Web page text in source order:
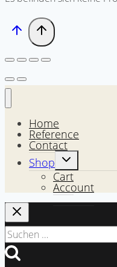
Home
Reference
Contact
Shop
Untermenü
Cart
Account
Suchen
nach: